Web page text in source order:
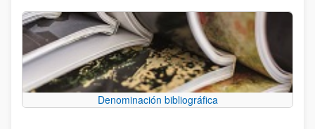
Denominación bibliográfica